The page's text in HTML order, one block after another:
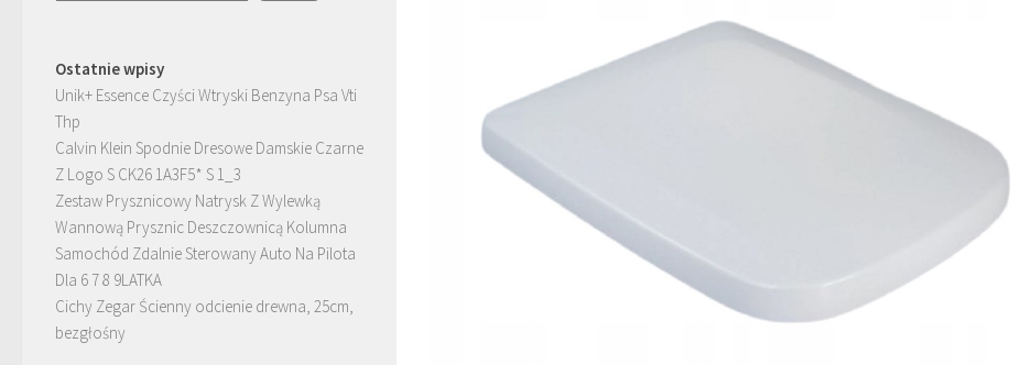
Ostatnie wpisy
Unik+ Essence Czyści Wtryski Benzyna Psa Vti
Thp
Calvin Klein Spodnie Dresowe Damskie Czarne
Z Logo S CK26 1A3F5* S 1_3
Zestaw Prysznicowy Natrysk Z Wylewką
Wannową Prysznic Deszczownicą Kolumna
Samochód Zdalnie Sterowany Auto Na Pilota
Dla 6 7 8 9LATKA
Cichy Zegar Ścienny odcienie drewna, 25cm,
bezgłośny